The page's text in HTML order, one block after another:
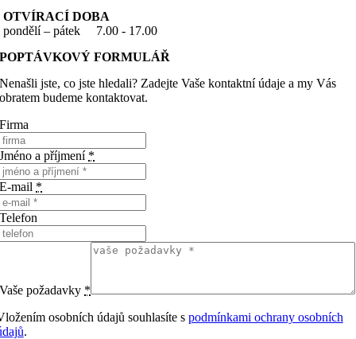
OTVÍRACÍ DOBA
pondělí – pátek
7.00 - 17.00
POPTÁVKOVÝ FORMULÁŘ
Nenašli jste, co jste hledali? Zadejte Vaše kontaktní údaje a my Vás
obratem budeme kontaktovat.
Firma
Jméno a příjmení *
E-mail *
Telefon
Vaše požadavky *
osobních údajů souhlasíte s podmínkami ochrany osobních
.